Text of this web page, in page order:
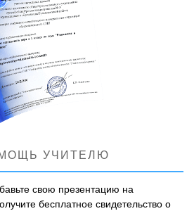
УЧИТЕЛЮ
свою презентацию на
бесплатное свидетельство о